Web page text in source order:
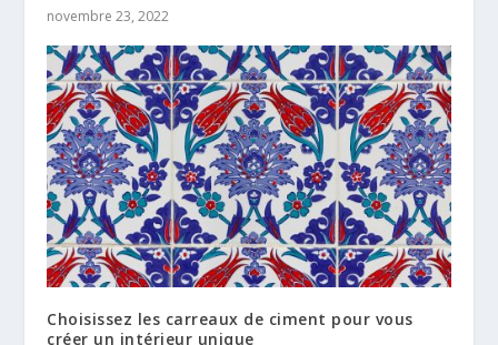
novembre 23, 2022
Choisissez les carreaux de ciment pour vous
créer un intérieur unique